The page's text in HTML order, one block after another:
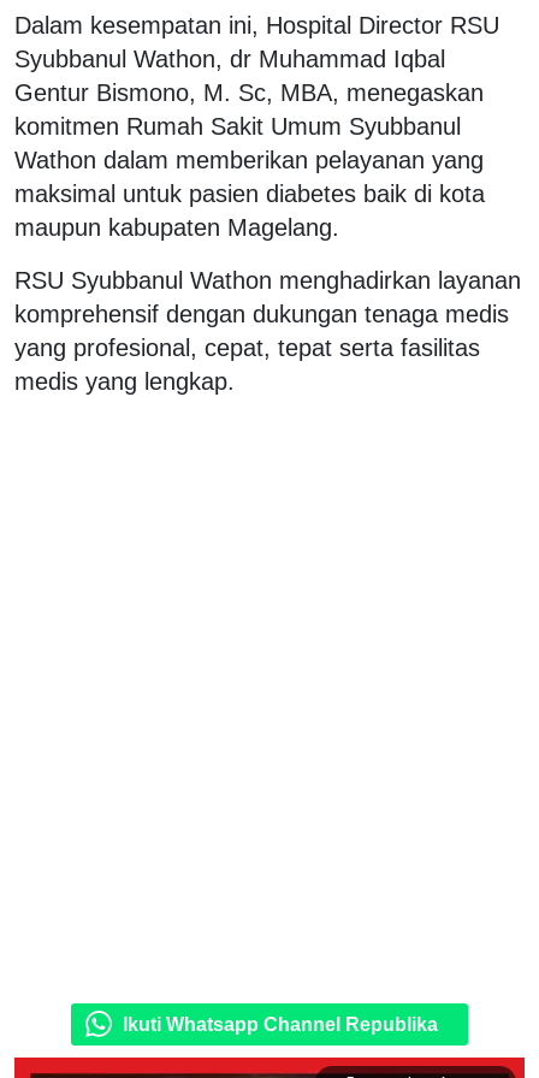
Dalam kesempatan ini, Hospital Director RSU
Syubbanul Wathon, dr Muhammad Iqbal
Gentur Bismono, M. Sc, MBA, menegaskan
komitmen Rumah Sakit Umum Syubbanul
Wathon dalam memberikan pelayanan yang
maksimal untuk pasien diabetes baik di kota
maupun kabupaten Magelang.
RSU Syubbanul Wathon menghadirkan layanan
komprehensif dengan dukungan tenaga medis
yang profesional, cepat, tepat serta fasilitas
medis yang lengkap.
Ikuti Whatsapp Channel Republika